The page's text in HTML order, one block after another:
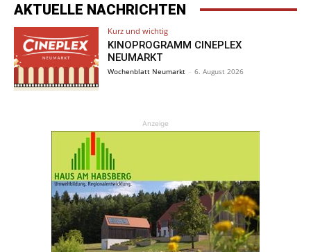
AKTUELLE NACHRICHTEN
Kurz und wichtig
KINOPROGRAMM CINEPLEX
NEUMARKT
Wochenblatt Neumarkt - 6. August 2026
Anzeige